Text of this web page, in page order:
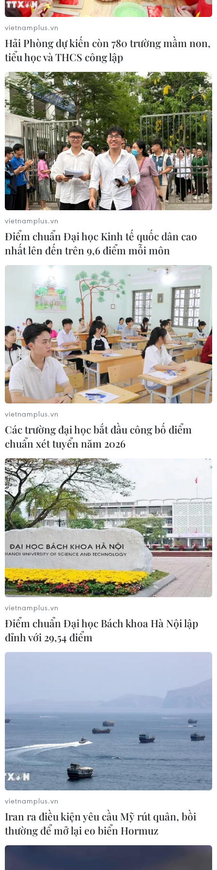
Cảnh báo hiện tượng lừa đảo đưa người
sang làm việc lương cao tại Lào
27/06/2023 14:10
Sau khi bị lừa sang Lào, họ bị buộc ký những hợp đồng
ghi nợ, bị buộc tham gia vào hoạt động lừa đảo như
đánh bạc trực tuyến, kinh doanh tiền ảo, mại dâm hoặc
các hoạt động giải trí nhạy cảm khác.
Giả danh cán bộ thuế, gọi điện thoại cho
người dân để lừa đảo
28/06/2023 21:51
Cục trưởng Cục Thuế tỉnh Tây Ninh khẳng định có nhận
được phản ánh về việc một số nhóm đối tượng có dấu
hiệu lợi dụng danh nghĩa cán bộ thuế và cơ quan quản
lý thuế, để lừa đảo trên mạng xã hội.
vietnamplus.vn
Hải Phòng dự kiến còn 780 trường mầm non,
tiểu học và THCS công lập
vietnamplus.vn
Điểm chuẩn Đại học Kinh tế quốc dân cao
nhất lên đến trên 9,6 điểm mỗi môn
vietnamplus.vn
Các trường đại học bắt đầu công bố điểm
chuẩn xét tuyển năm 2026
vietnamplus.vn
Điểm chuẩn Đại học Bách khoa Hà Nội lập
đỉnh với 29,54 điểm
vietnamplus.vn
Iran ra điều kiện yêu cầu Mỹ rút quân, bồi
thường để mở lại eo biển Hormuz